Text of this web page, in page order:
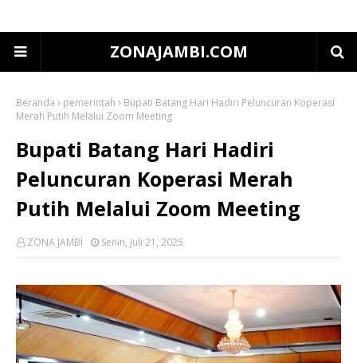
ZONAJAMBI.COM
Beranda pemerintah
Bupati Batang Hari Hadiri Peluncuran Koperasi
Merah Putih Melalui Zoom Meeting
Bupati Batang Hari Hadiri
Peluncuran Koperasi Merah
Putih Melalui Zoom Meeting
ZONA JAMBI Senin, Juli 21, 2025